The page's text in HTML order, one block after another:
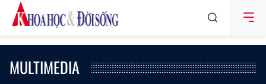
MULTIMEDIA